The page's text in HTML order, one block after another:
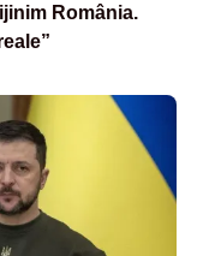
România.